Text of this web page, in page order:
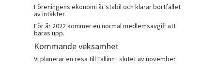
Föreningens ekonomi är stabil och klarar bortfallet
av intäkter.
För år 2022 kommer en normal medlemsavgift att
bäras upp.
Kommande veksamhet
Vi planerar en resa till Tallinn i slutet av november.